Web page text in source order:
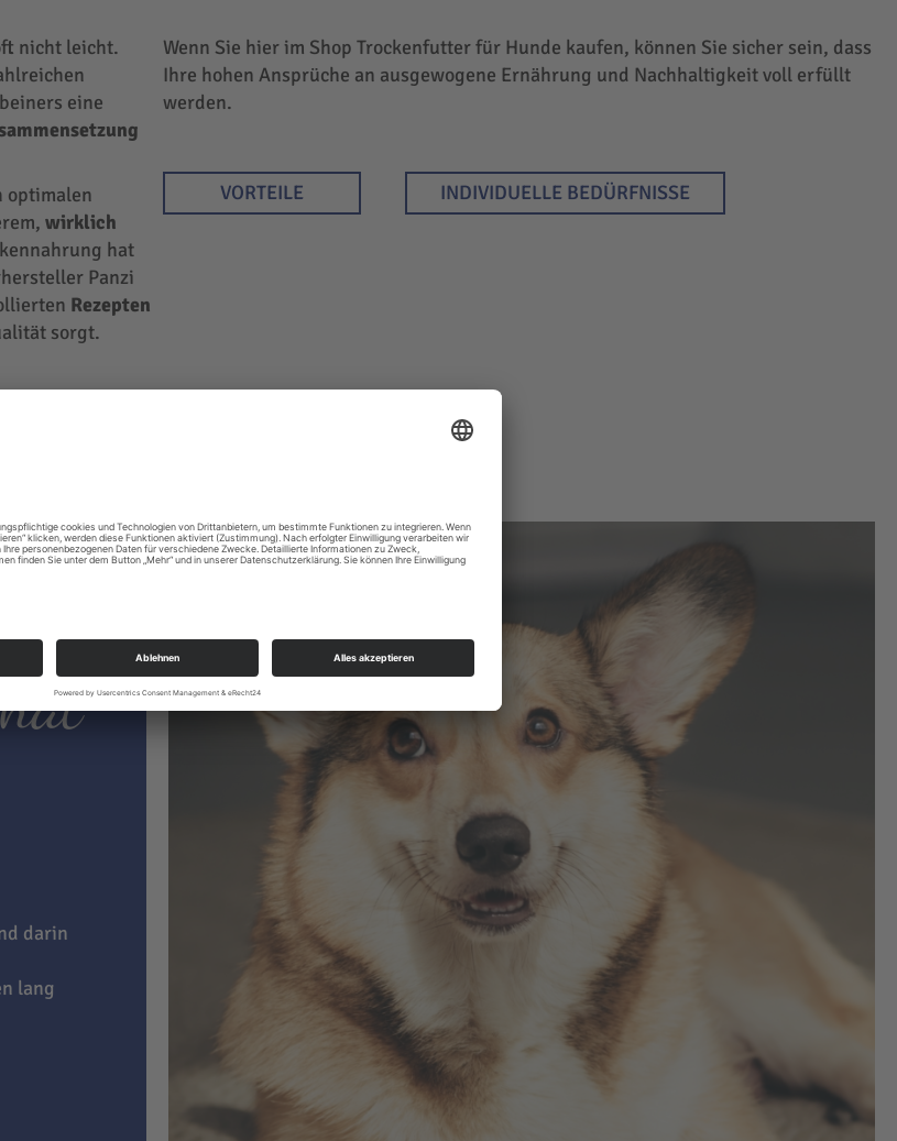
nicht leicht.
eine
optimalen
wirklich
hat
Panzi
Rezepten
sorgt.
Wenn Sie hier im Shop Trockenfutter für Hunde kaufen, können Sie sicher sein, dass
Ihre hohen Ansprüche an ausgewogene Ernährung und Nachhaltigkeit voll erfüllt
werden.
VORTEILE INDIVIDUELLE BEDÜRFNISSE
darin
lang